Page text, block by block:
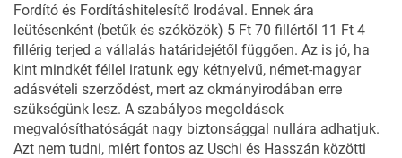
Fordító és Fordításhitelesítő Irodával. Ennek ára
leütésenként (betűk és szóközök) 5 Ft 70 fillértől 11 Ft 4
fillérig terjed a vállalás határidejétől függően. Az is jó, ha
kint mindkét féllel iratunk egy kétnyelvű, német-magyar
adásvételi szerződést, mert az okmányirodában erre
szükségünk lesz. A szabályos megoldások
megvalósíthatóságát nagy biztonsággal nullára adhatjuk.
Azt nem tudni, miért fontos az Uschi és Hasszán közötti